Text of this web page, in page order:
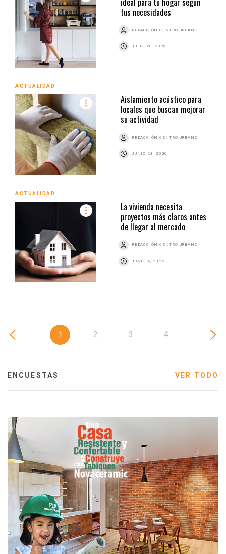
tus necesidades
REDACCIÓN CENTRO URBANO
JULIO 20, 2026
ACTUALIDAD
Aislamiento acústico para
locales que buscan mejorar
su actividad
REDACCIÓN CENTRO URBANO
JUNIO 23, 2026
ACTUALIDAD
La vivienda necesita
proyectos más claros antes
de llegar al mercado
REDACCIÓN CENTRO URBANO
JUNIO 4, 2026
1 2 3 4
ENCUESTAS VER TODO